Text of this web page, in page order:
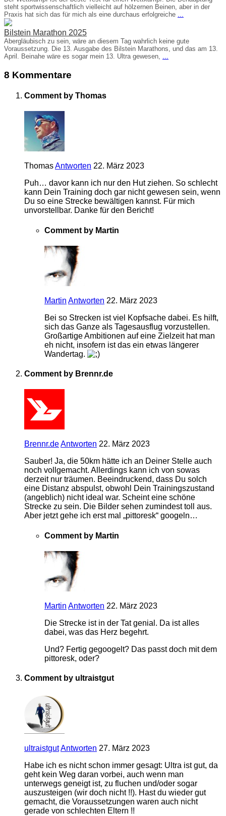
steht sportwissenschaftlich vielleicht auf hölzernen Beinen, aber in der
Praxis hat sich das für mich als eine durchaus erfolgreiche ...
Bilstein Marathon 2025
Abergläubisch zu sein, wäre an diesem Tag wahrlich keine gute
Voraussetzung. Die 13. Ausgabe des Bilstein Marathons, und das am 13.
April. Beinahe wäre es sogar mein 13. Ultra gewesen, ...
8 Kommentare
Comment by Thomas
ThomasAntworten 22. März 2023
Puh… davor kann ich nur den Hut ziehen. So schlecht
kann Dein Training doch gar nicht gewesen sein, wenn
Du so eine Strecke bewältigen kannst. Für mich
unvorstellbar. Danke für den Bericht!
Comment by Martin
Martin Antworten 22. März 2023
Bei so Strecken ist viel Kopfsache dabei. Es hilft,
sich das Ganze als Tagesausflug vorzustellen.
Großartige Ambitionen auf eine Zielzeit hat man
eh nicht, insofern ist das ein etwas längerer
Wandertag.
Comment by Brennr.de
Brennr.deAntworten 22. März 2023
Sauber! Ja, die 50km hätte ich an Deiner Stelle auch
noch vollgemacht. Allerdings kann ich von sowas
derzeit nur träumen. Beeindruckend, dass Du solch
eine Distanz abspulst, obwohl Dein Trainingszustand
(angeblich) nicht ideal war. Scheint eine schöne
Strecke zu sein. Die Bilder sehen zumindest toll aus.
Aber jetzt gehe ich erst mal „pittoresk“ googeln…
Comment by Martin
Martin Antworten 22. März 2023
Die Strecke ist in der Tat genial. Da ist alles
dabei, was das Herz begehrt.
Und? Fertig gegoogelt? Das passt doch mit dem
pittoresk, oder?
Comment by ultraistgut
ultraistgutAntworten 27. März 2023
Habe ich es nicht schon immer gesagt: Ultra ist gut, da
geht kein Weg daran vorbei, auch wenn man
unterwegs geneigt ist, zu fluchen und/oder sogar
auszusteigen (wir doch nicht !!). Hast du wieder gut
gemacht, die Voraussetzungen waren auch nicht
gerade von schlechten Eltern !!